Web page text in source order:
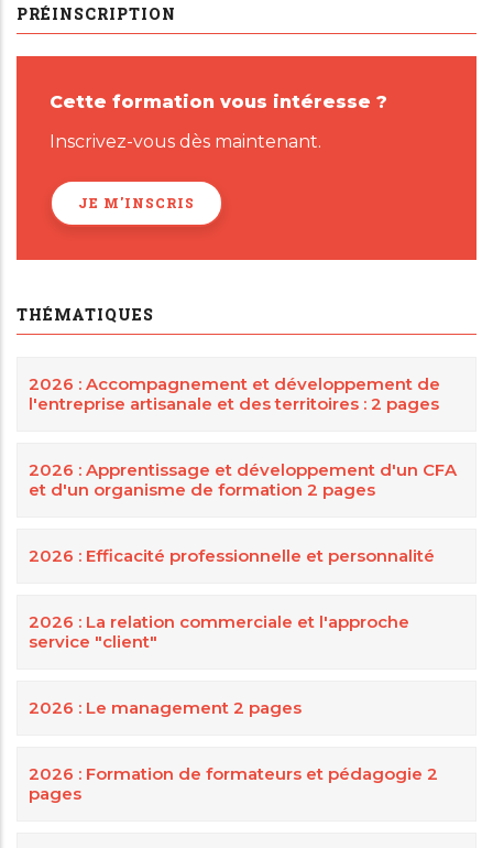
PRÉINSCRIPTION
Cette formation vous intéresse ?
Inscrivez-vous dès maintenant.
JE M'INSCRIS
THÉMATIQUES
2026 : Accompagnement et développement de
l'entreprise artisanale et des territoires : 2 pages
2026 : Apprentissage et développement d'un CFA
et d'un organisme de formation 2 pages
2026 : Efficacité professionnelle et personnalité
2026 : La relation commerciale et l'approche
service "client"
2026 : Le management 2 pages
2026 : Formation de formateurs et pédagogie 2
pages